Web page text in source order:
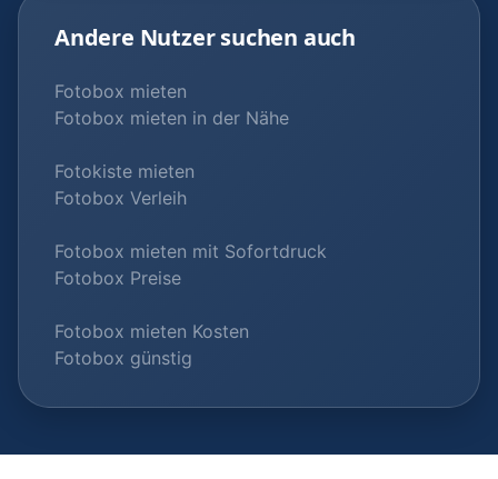
Andere Nutzer suchen auch
Fotobox mieten
Fotobox mieten in der Nähe
Fotokiste mieten
Fotobox Verleih
Fotobox mieten mit Sofortdruck
Fotobox Preise
Fotobox mieten Kosten
Fotobox günstig